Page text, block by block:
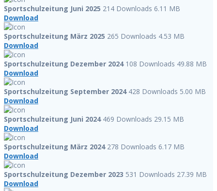
Sportschulzeitung Juni 2025 214 Downloads 6.11 MB
Download
Sportschulzeitung März 2025 265 Downloads 4.53 MB
Download
Sportschulzeitung Dezember 2024 108 Downloads 49.88 MB
Download
Sportschulzeitung September 2024 428 Downloads 5.00 MB
Download
Sportschulzeitung Juni 2024 469 Downloads 29.15 MB
Download
Sportschulzeitung März 2024 278 Downloads 6.17 MB
Download
Sportschulzeitung Dezember 2023 531 Downloads 27.39 MB
Download